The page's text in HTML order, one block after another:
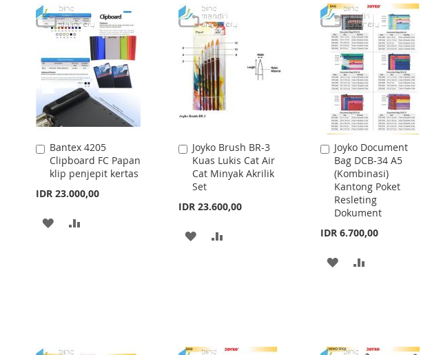
Bantex 4205
Clipboard FC Papan
klip penjepit kertas
IDR 23.000,00
Add
to
Cart
ADD
Joyko Brush BR-3
Kuas Lukis Cat Air
Cat Minyak Akrilik
Set
IDR 23.600,00
Add
to
Cart
ADD
Joyko Document
Bag DCB-34 A5
(Kombinasi)
Kantong Poket
Resleting
Dokument
IDR 6.700,00
Add
to
Cart
ADD